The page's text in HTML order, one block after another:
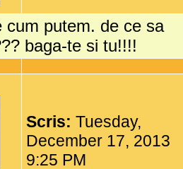
cum putem. de ce sa
baga-te si tu!!!!
Scris:Tuesday,
December 17, 2013
9:25 PM